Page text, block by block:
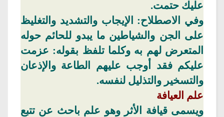
عليك حتمت.
وفي الاصطلاح: الإيجاب والتشديد والتغليظ
على الجن والشياطين ما يبدو للحائم حوله
المتعرض لهم به وكلما تلفظ بقوله: عزمت
عليكم فقد أوجب عليهم الطاعة والإذعان
والتسخير والتذليل لنفسه.
علم العيافة
ويسمى قيافة الأثر وهو علم باحث عن تتبع